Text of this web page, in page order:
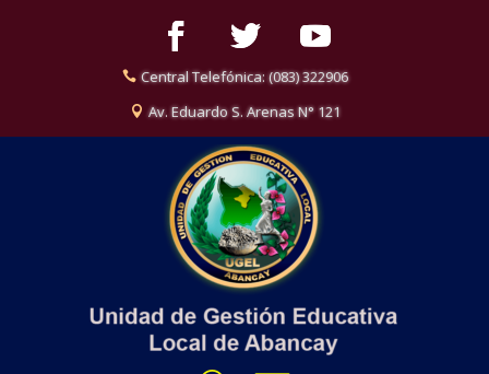
Central Telefónica: (083) 322906
Av. Eduardo S. Arenas N° 121